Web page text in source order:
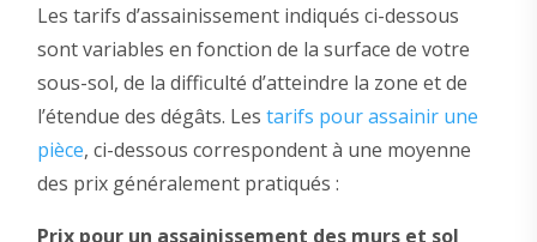
Les tarifs d’assainissement indiqués ci-dessous
sont variables en fonction de la surface de votre
sous-sol, de la difficulté d’atteindre la zone et de
l’étendue des dégâts. Les tarifs pour assainir une
pièce, ci-dessous correspondent à une moyenne
des prix généralement pratiqués :
Prix pour un assainissement des murs et sol